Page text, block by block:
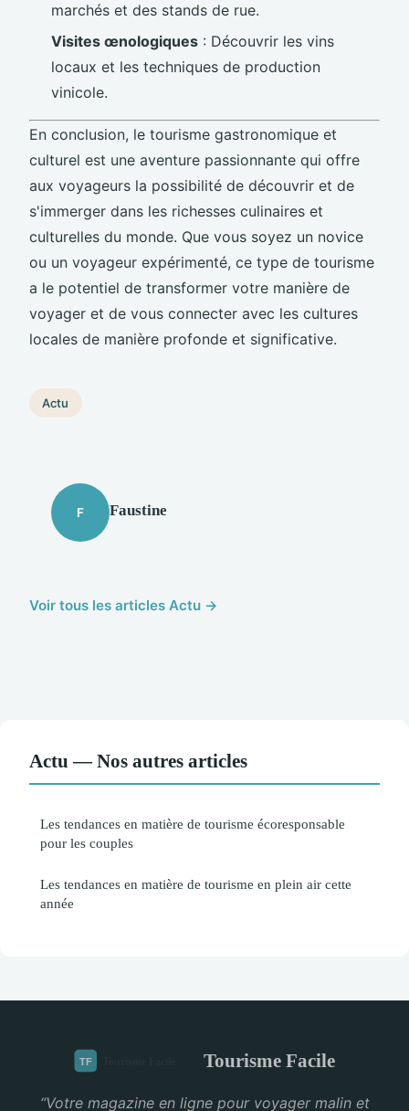
marchés et des stands de rue.
Visites œnologiques : Découvrir les vins
locaux et les techniques de production
vinicole.
En conclusion, le tourisme gastronomique et
culturel est une aventure passionnante qui offre
aux voyageurs la possibilité de découvrir et de
s'immerger dans les richesses culinaires et
culturelles du monde. Que vous soyez un novice
ou un voyageur expérimenté, ce type de tourisme
a le potentiel de transformer votre manière de
voyager et de vous connecter avec les cultures
locales de manière profonde et significative.
Actu
F Faustine
Voir tous les articles Actu →
Actu — Nos autres articles
Les tendances en matière de tourisme écoresponsable
pour les couples
Les tendances en matière de tourisme en plein air cette
année
Tourisme Facile
“Votre magazine en ligne pour voyager malin et